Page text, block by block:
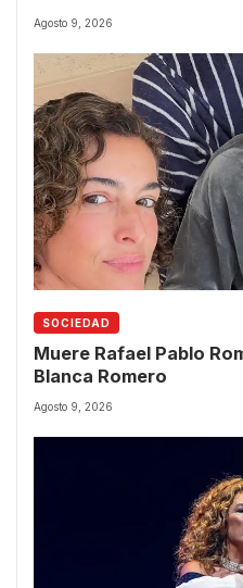
Agosto 9, 2026
SOCIEDAD
Muere Rafael Pablo
Blanca Romero
Agosto 9, 2026